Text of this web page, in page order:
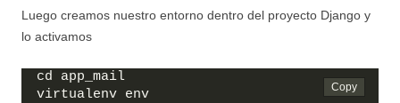
Luego creamos nuestro entorno dentro del proyecto Django y
lo activamos
cd app_mail
virtualenv env